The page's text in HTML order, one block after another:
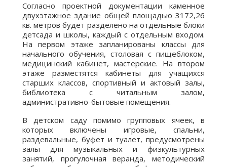
Согласно проектной документации каменное
двухэтажное здание общей площадью 3172,26
кв. метров будет разделено на отдельные блоки
детсада и школы, каждый с отдельным входом.
На первом этаже запланированы классы для
начального обучения, столовая с пищеблоком,
медицинский кабинет, мастерские. На втором
этаже разместятся кабинеты для учащихся
старших классов, спортивный и актовый залы,
библиотека с читальным залом,
административно-бытовые помещения.
В детском саду помимо групповых ячеек, в
которых включены игровые, спальни,
раздевальные, буфет и туалет, предусмотрены
залы для музыкальных и физкультурных
занятий, прогулочная веранда, методический